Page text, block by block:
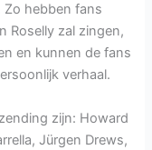
Zo hebben fans
Roselly zal zingen,
en kunnen de fans
verhaal.
zijn: Howard
Jürgen Drews,